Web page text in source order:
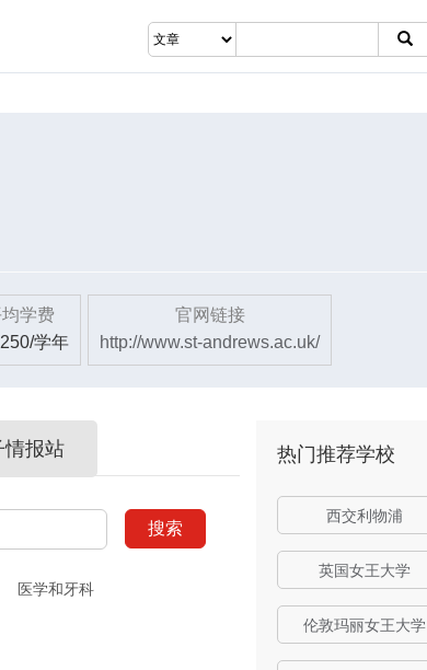
学费
学年
官网链接
http://www.st-andrews.ac.uk/
情报站
搜索
医学和牙科
热门推荐学校
西交利物浦
英国女王大学
伦敦玛丽女王大学